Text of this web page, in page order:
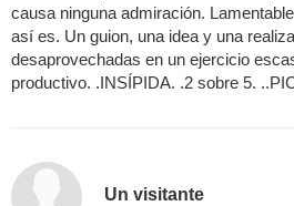
causa ninguna admiración.
así es. Un guion, una idea y una
desaprovechadas en un ejercicio
productivo. .INSÍPIDA. .2 sobre 5.
Un visitante